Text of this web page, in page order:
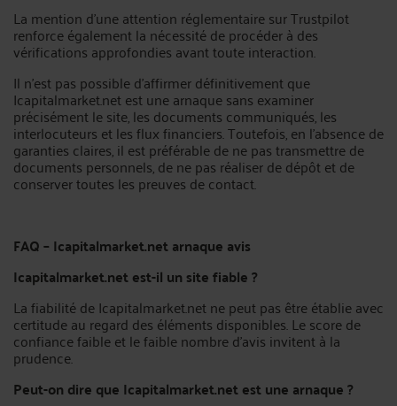
La mention d’une attention réglementaire sur Trustpilot
renforce également la nécessité de procéder à des
vérifications approfondies avant toute interaction.
Il n’est pas possible d’affirmer définitivement que
Icapitalmarket.net est une arnaque sans examiner
précisément le site, les documents communiqués, les
interlocuteurs et les flux financiers. Toutefois, en l’absence de
garanties claires, il est préférable de ne pas transmettre de
documents personnels, de ne pas réaliser de dépôt et de
conserver toutes les preuves de contact.
FAQ – Icapitalmarket.net arnaque avis
Icapitalmarket.net est-il un site fiable ?
La fiabilité de Icapitalmarket.net ne peut pas être établie avec
certitude au regard des éléments disponibles. Le score de
confiance faible et le faible nombre d’avis invitent à la
prudence.
Peut-on dire que Icapitalmarket.net est une arnaque ?